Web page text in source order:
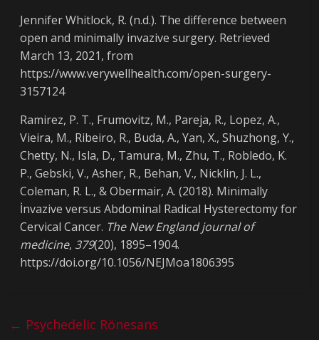
Jennifer Whitlock, R. (n.d.). The difference between
open and minimally invazive surgery. Retrieved
March 13, 2021, from
https://www.verywellhealth.com/open-surgery-
3157124
Ramirez, P. T., Frumovitz, M., Pareja, R., Lopez, A.,
Vieira, M., Ribeiro, R., Buda, A., Yan, X., Shuzhong, Y.,
Chetty, N., Isla, D., Tamura, M., Zhu, T., Robledo, K.
P., Gebski, V., Asher, R., Behan, V., Nicklin, J. L.,
Coleman, R. L., & Obermair, A. (2018). Minimally
İnvazive versus Abdominal Radical Hysterectomy for
Cervical Cancer. The New England journal of
medicine, 379(20), 1895–1904.
https://doi.org/10.1056/NEJMoa1806395
← Psychedelic Rönesans